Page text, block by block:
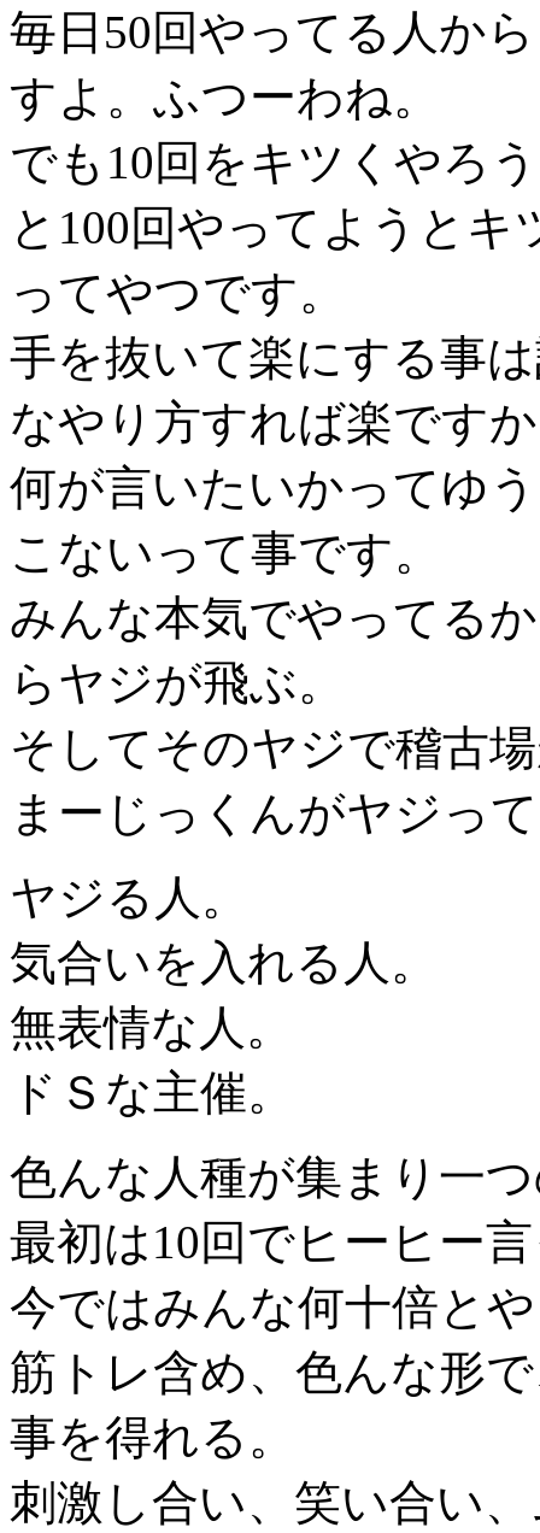
毎日50回やってる人か
すよ。ふつーわね。
でも10回をキツくやろ
と100回やってようと
ってやつです。
手を抜いて楽にする事
なやり方すれば楽です
何が言いたいかってゆ
こないって事です。
みんな本気でやってる
らヤジが飛ぶ。
そしてそのヤジで稽古
まーじっくんがヤジっ
ヤジる人。
気合いを入れる人。
無表情な人。
ドＳな主催。
色んな人種が集まり一
最初は10回でヒーヒー
今ではみんな何十倍と
筋トレ含め、色んな形
事を得れる。
刺激し合い、笑い合い